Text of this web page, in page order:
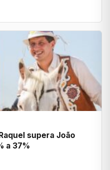
supera João
a 37%